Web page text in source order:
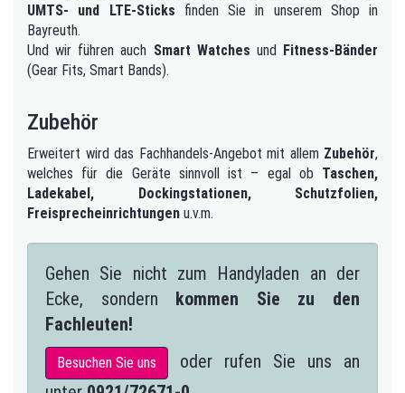
UMTS- und LTE-Sticks finden Sie in unserem Shop in
Bayreuth.
Und wir führen auch Smart Watches und Fitness-Bänder
(Gear Fits, Smart Bands).
Zubehör
Erweitert wird das Fachhandels-Angebot mit allem Zubehör,
welches für die Geräte sinnvoll ist – egal ob Taschen,
Ladekabel, Dockingstationen, Schutzfolien,
Freisprecheinrichtungen u.v.m.
Gehen Sie nicht zum Handyladen an der
Ecke, sondern kommen Sie zu den
Fachleuten!
Besuchen Sie uns
oder rufen Sie uns an